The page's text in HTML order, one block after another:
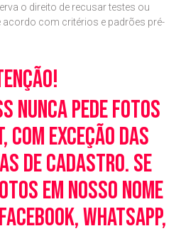
o direito de recusar testes ou
acordo com critérios e padrões pré-
nunca pede fotos
exceção das
de cadastro. Se
em nosso nome
WhatsApp,